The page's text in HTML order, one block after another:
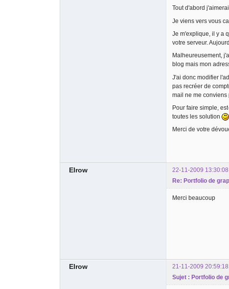
Tout d'abord
Je viens vers vous
Je m'explique, il y a
votre serveur.
Malheureusement,
blog mais mon
J'ai donc modifier
pas recréer de
mail ne me conviens
Pour faire simple,
toutes les solution
Merci de votre
Elrow
22-11-2009 13:30:08
Re: Portfolio de
Merci beaucoup
Elrow
21-11-2009 20:59:18
Sujet : Portfolio de